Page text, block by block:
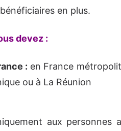
en plus.
devez :
: en France
ou à La Réunion
aux personnes